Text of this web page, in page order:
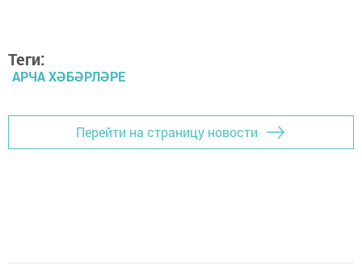
Теги:
АРЧА ХӘБӘРЛӘРЕ
Перейти на страницу новости